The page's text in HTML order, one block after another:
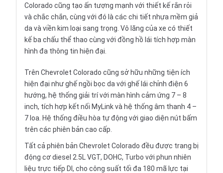
Colorado cũng tạo ấn tượng mạnh với thiết kế rắn rỏi
và chắc chắn, cùng với đó là các chi tiết nhựa mềm giả
da và viền kim loại sang trọng. Vô lăng của xe có thiết
kế ba chấu thể thao cùng với đồng hồ lái tích hợp màn
hình đa thông tin hiện đại.
Trên Chevrolet Colorado cũng sở hữu những tiện ích
hiện đại như ghế ngồi bọc da với ghế lái chỉnh điện 6
hướng, hệ thống giải trí với màn hình cảm ứng 7 – 8
inch, tích hợp kết nối MyLink và hệ thống âm thanh 4 –
7 loa. Hệ thống điều hòa tự động với giao diện nút bấm
trên các phiên bản cao cấp.
Tất cả phiên bản Chevrolet Colorado đều được trang bị
động cơ diesel 2.5L VGT, DOHC, Turbo với phun nhiên
liệu trực tiếp DI, cho công suất tối đa 180 mã lực tại